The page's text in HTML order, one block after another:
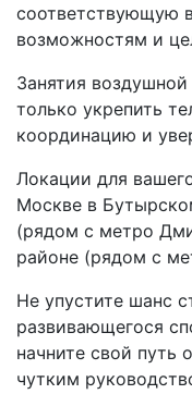
соответствующую
возможностям и
Занятия
только укрепить
координацию и
Локации для
Москве в
(рядом с метро
районе (рядом с
Не упустите шанс
развивающегося
начните свой путь
чутким